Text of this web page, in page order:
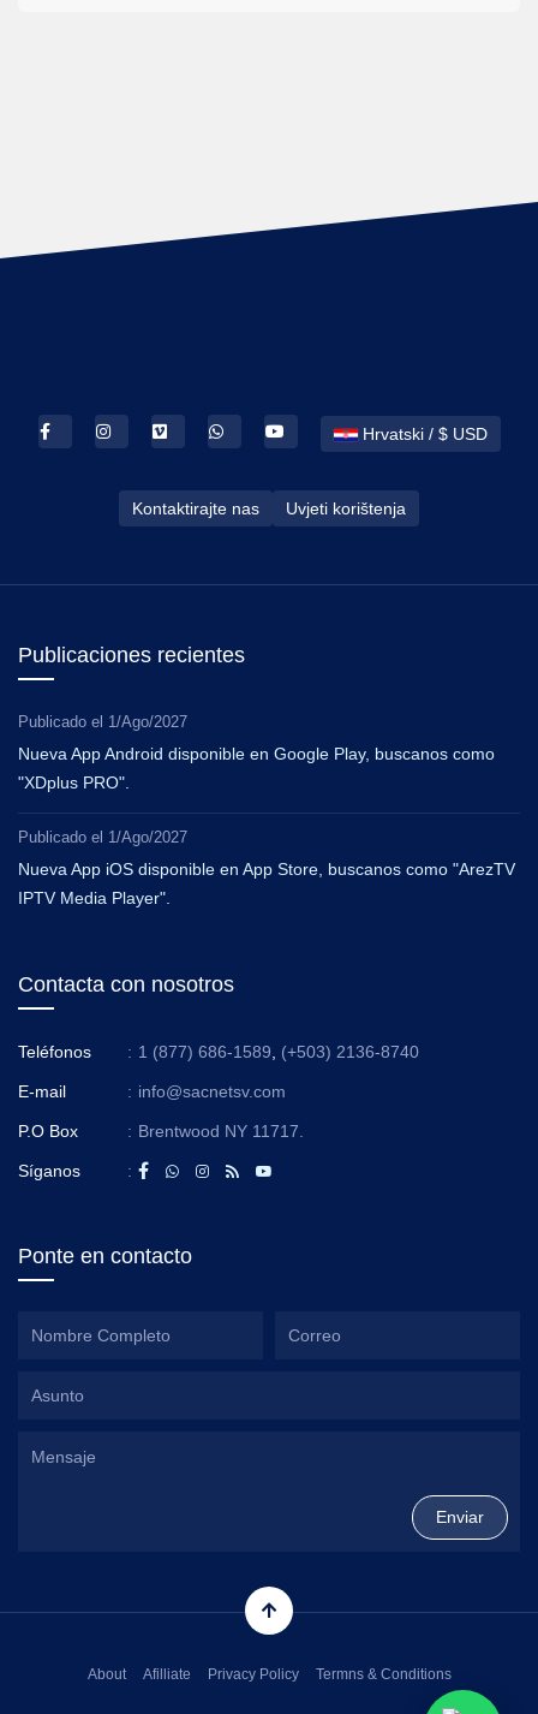
Hrvatski / $ USD
Kontaktirajte nas Uvjeti korištenja
Publicaciones recientes
Publicado el 1/Ago/2027
Nueva App Android disponible en Google Play, buscanos como
"XDplus PRO".
Publicado el 1/Ago/2027
Nueva App iOS disponible en App Store, buscanos como "ArezTV
IPTV Media Player".
Contacta con nosotros
Teléfonos : 1 (877) 686-1589 (+503) 2136-8740
E-mail : info@sacnetsv.com
P.O Box : Brentwood NY 11717.
Síganos :
Ponte en contacto
About Afilliate Privacy Policy Termns & Conditions